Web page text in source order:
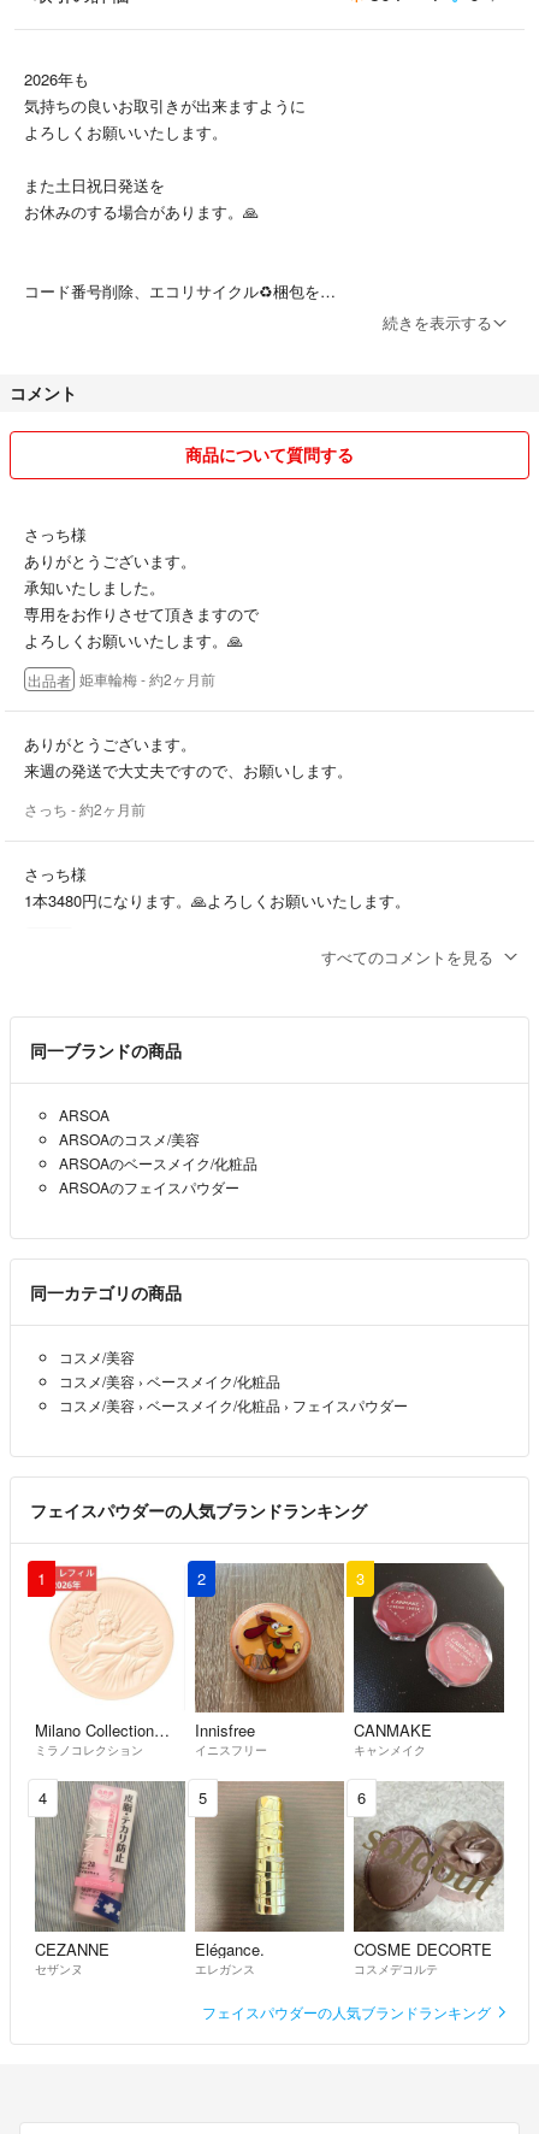
2026年も
気持ちの良いお取引きが出来ますように
よろしくお願いいたします。
また土日祝日発送を
お休みのする場合があります。🙏
コード番号削除、エコリサイクル♻️梱包を
続きを表示する
コメント
商品について質問する
さっち様
ありがとうございます。
承知いたしました。
専用をお作りさせて頂きますので
よろしくお願いいたします。🙏
出品者 姫車輪梅- 約2ヶ月前
ありがとうございます。
来週の発送で大丈夫ですので、お願いします。
さっち - 約2ヶ月前
さっち様
1本3480円になります。🙏よろしくお願いいたします。
ただいまローションⅠは品切れです。🙏
来週水曜日以降ご発送でよろしければ
お手配させて頂けると思います。なお
ローションⅠはリニューアル商品と内容が一緒のため当分、旧ボトル
での出荷とのことでした。
ご了承よろしくお願いします。
こちらからコメント失礼いたします。
ローションIを1本欲しいのですが、おいくらになりますでしょうか？
よろしくお願いします。
さっち- 約2ヶ月前
すべてのコメントを見る
同一ブランドの商品
ARSOA
ARSOAのコスメ/美容
ARSOAのベースメイク/化粧品
ARSOAのフェイスパウダー
同一カテゴリの商品
コスメ/美容
コスメ/美容 › ベースメイク/化粧品
コスメ/美容 › ベースメイク/化粧品 › フェイスパウダー
フェイスパウダーの人気ブランドランキング
1
Milano Collection（kanebo）
ミラノコレクション
2
Innisfree
イニスフリー
3
CANMAKE
キャンメイク
4
CEZANNE
セザンヌ
5
Elégance.
エレガンス
6
COSME DECORTE
コスメデコルテ
フェイスパウダーの人気ブランドランキング